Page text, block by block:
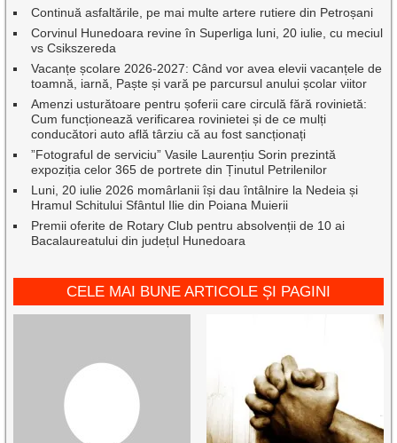
Continuă asfaltările, pe mai multe artere rutiere din Petroșani
Corvinul Hunedoara revine în Superliga luni, 20 iulie, cu meciul
vs Csikszereda
Vacanțe școlare 2026-2027: Când vor avea elevii vacanțele de
toamnă, iarnă, Paște și vară pe parcursul anului școlar viitor
Amenzi usturătoare pentru șoferii care circulă fără rovinietă:
Cum funcționează verificarea rovinietei și de ce mulți
conducători auto află târziu că au fost sancționați
”Fotograful de serviciu” Vasile Laurențiu Sorin prezintă
expoziția celor 365 de portrete din Ținutul Petrilenilor
Luni, 20 iulie 2026 momârlanii își dau întâlnire la Nedeia și
Hramul Schitului Sfântul Ilie din Poiana Muierii
Premii oferite de Rotary Club pentru absolvenții de 10 ai
Bacalaureatului din județul Hunedoara
CELE MAI BUNE ARTICOLE ȘI PAGINI